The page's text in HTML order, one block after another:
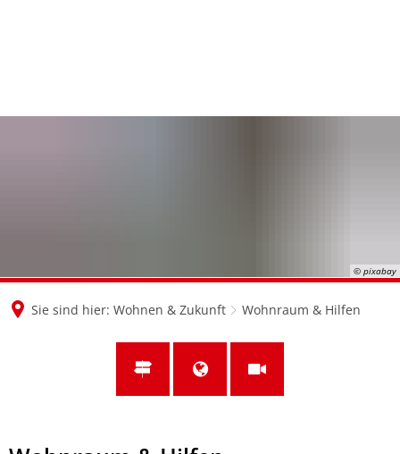
de
© pixabay
Sie sind hier: Wohnen & Zukunft Wohnraum & Hilfen